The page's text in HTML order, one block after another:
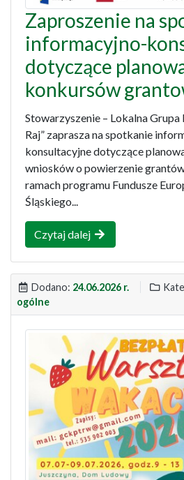
Zaproszenie na
informacyjno-
dotyczące
konkursów
Stowarzyszenie – Lokalna Grupa
Raj” zaprasza na spotkanie
konsultacyjne dotyczące
wniosków o powierzenie
ramach programu Fundusze
Śląskiego...
Czytaj dalej
Dodano: 24.06.2026 r.
ogólne